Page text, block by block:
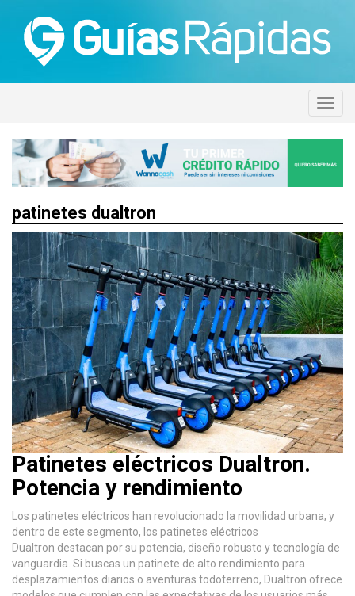
patinetes dualtron
Patinetes eléctricos Dualtron.
Potencia y rendimiento
Los patinetes eléctricos han revolucionado la movilidad urbana, y
dentro de este segmento, los patinetes eléctricos
Dualtron destacan por su potencia, diseño robusto y tecnología de
vanguardia. Si buscas un patinete de alto rendimiento para
desplazamientos diarios o aventuras todoterreno, Dualtron ofrece